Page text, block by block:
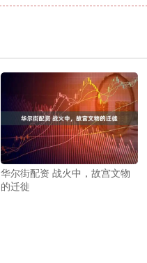
华尔街配资 战火中，故宫文物
的迁徙